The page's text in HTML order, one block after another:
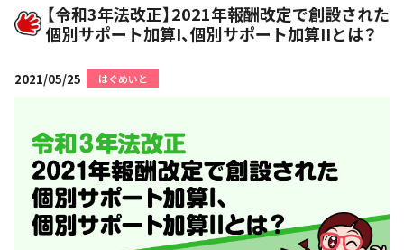
【令和3年法改正】2021年報酬改定で創設された
個別サポート加算I、個別サポート加算IIとは？
2021/05/25 はぐめいと